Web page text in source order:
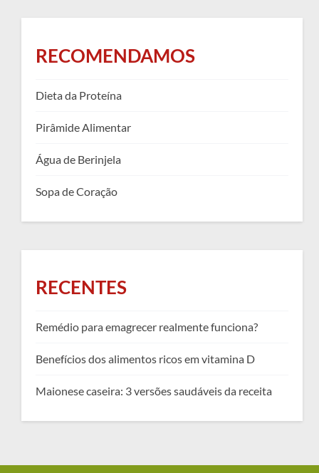
RECOMENDAMOS
Dieta da Proteína
Pirâmide Alimentar
Água de Berinjela
Sopa de Coração
RECENTES
Remédio para emagrecer realmente funciona?
Benefícios dos alimentos ricos em vitamina D
Maionese caseira: 3 versões saudáveis da receita